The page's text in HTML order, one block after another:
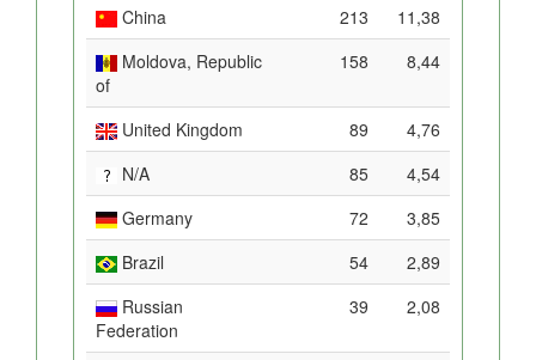
China
213
11,38
Moldova, Republic
of
158 8,44
United Kingdom 89
4,76
N/A
85
4,54
Germany
72
3,85
Brazil
54
2,89
Russian
Federation
39 2,08